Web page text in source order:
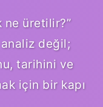
ne üretilir?”
değil;
tarihini ve
için bir kapı